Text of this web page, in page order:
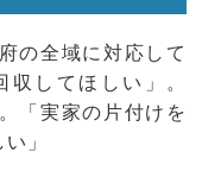
の全域に対応して
してほしい」。
「実家の片付けを
」